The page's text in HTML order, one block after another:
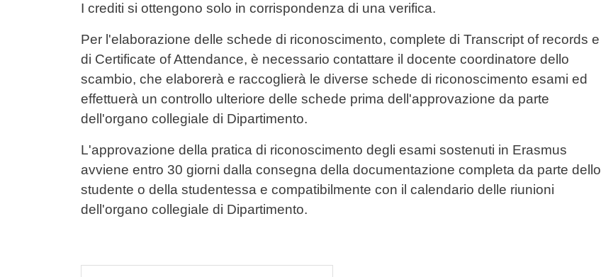
I crediti si ottengono solo in corrispondenza di una verifica.
Per l'elaborazione delle schede di riconoscimento, complete di Transcript of records e
di Certificate of Attendance, è necessario contattare il docente coordinatore dello
scambio, che elaborerà e raccoglierà le diverse schede di riconoscimento esami ed
effettuerà un controllo ulteriore delle schede prima dell'approvazione da parte
dell'organo collegiale di Dipartimento.
L'approvazione della pratica di riconoscimento degli esami sostenuti in Erasmus
avviene entro 30 giorni dalla consegna della documentazione completa da parte dello
studente o della studentessa e compatibilmente con il calendario delle riunioni
dell'organo collegiale di Dipartimento.